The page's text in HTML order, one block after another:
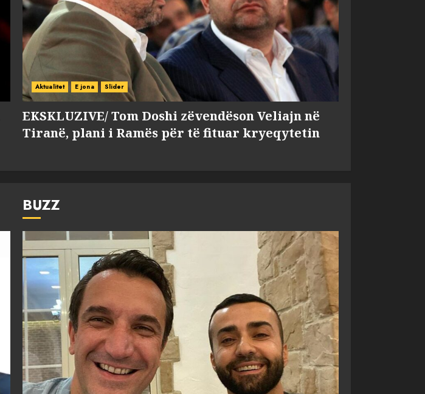
Aktualitet E jona Slider
EKSKLUZIVE/ Tom Doshi zëvendëson Veliajn në
Tiranë, plani i Ramës për të fituar kryeqytetin
BUZZ